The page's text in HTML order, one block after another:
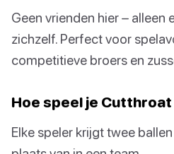
Geen vrienden hier – alleen
zichzelf. Perfect voor
competitieve broers en
Hoe speel je
Elke speler krijgt twee